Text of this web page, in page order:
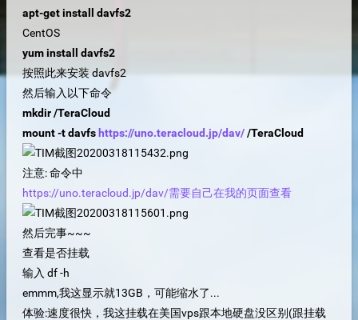
apt-get install davfs2
CentOS
yum install davfs2
按照此来安装 davfs2
然后输入以下命令
mkdir /TeraCloud
mount -t davfs https://uno.teracloud.jp/dav//TeraCloud
注意: 命令中
https://uno.teracloud.jp/dav/需要自己在我的页面查看
然后完事~~~
查看是否挂载
输入 df -h
emmm,我这显示就13GB，可能缩水了...
体验:速度很快，我这挂载在美国vps跟本地硬盘没区别(跟挂载